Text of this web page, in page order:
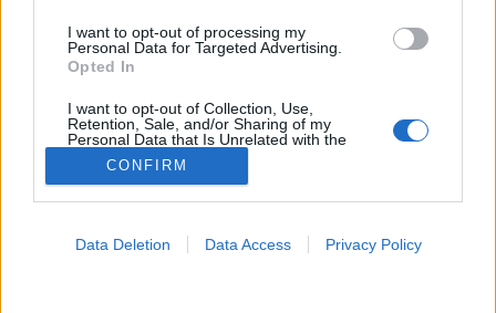
I want to opt-out of processing my
Personal Data for Targeted Advertising.
Opted In
I want to opt-out of Collection, Use,
Retention, Sale, and/or Sharing of my
Personal Data that Is Unrelated with the
Purposes for which it was collected.
Opted Out
CONFIRM
Data Deletion Data Access Privacy Policy